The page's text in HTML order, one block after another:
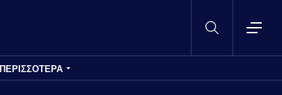
ΠΕΡΙΣΣΟΤΕΡΑ